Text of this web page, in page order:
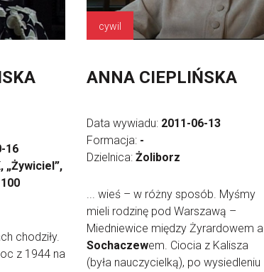
16
„Żywiciel”,
chodziły.
z 1944 na
cywil
ANNA CIEPLIŃSKA
Data wywiadu: 2011-06-13
Formacja: -
Dzielnica: Żoliborz
... wieś – w różny sposób. Myśmy
mieli rodzinę pod Warszawą –
Miedniewice między Żyrardowem a
Sochaczewem. Ciocia z Kalisza
(była nauczycielką), po wysiedleniu